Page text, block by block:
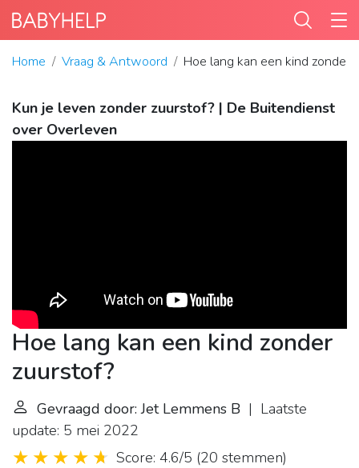
Home Vraag & Antwoord Hoe lang kan een kind zonder
Kun je leven zonder zuurstof? | De Buitendienst
over Overleven
Hoe lang kan een kind zonder
zuurstof?
Gevraagd door: Jet Lemmens B | Laatste
update: 5 mei 2022
Score: 4.6/5 (20 stemmen)